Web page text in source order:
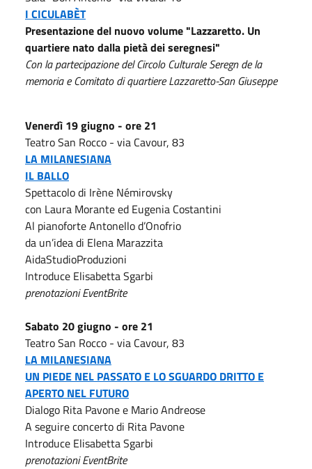
I CICULABÈT
Presentazione del nuovo volume "Lazzaretto. Un
quartiere nato dalla pietà dei seregnesi"
Con la partecipazione del Circolo Culturale Seregn de la
memoria e Comitato di quartiere Lazzaretto-San Giuseppe
Venerdì 19 giugno - ore 21
Teatro San Rocco - via Cavour, 83
LA MILANESIANA
IL BALLO
Spettacolo di Irène Némirovsky
con Laura Morante ed Eugenia Costantini
Al pianoforte Antonello d’Onofrio
da un’idea di Elena Marazzita
AidaStudioProduzioni
Introduce Elisabetta Sgarbi
prenotazioni EventBrite
Sabato 20 giugno - ore 21
Teatro San Rocco - via Cavour, 83
LA MILANESIANA
UN PIEDE NEL PASSATO E LO SGUARDO DRITTO E
APERTO NEL FUTURO
Dialogo Rita Pavone e Mario Andreose
A seguire concerto di Rita Pavone
Introduce Elisabetta Sgarbi
prenotazioni EventBrite